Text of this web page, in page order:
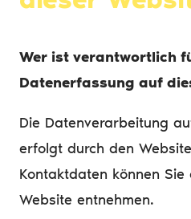
Wer ist verantwortlich
Datenerfassung auf
Die Datenverarbeitung
erfolgt durch den
Kontaktdaten können
Website entnehmen.